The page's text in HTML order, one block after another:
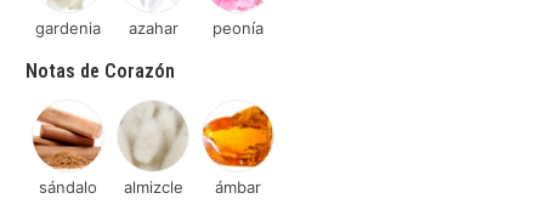
gardenia azahar peonía
Notas de Corazón
sándalo almizcle ámbar